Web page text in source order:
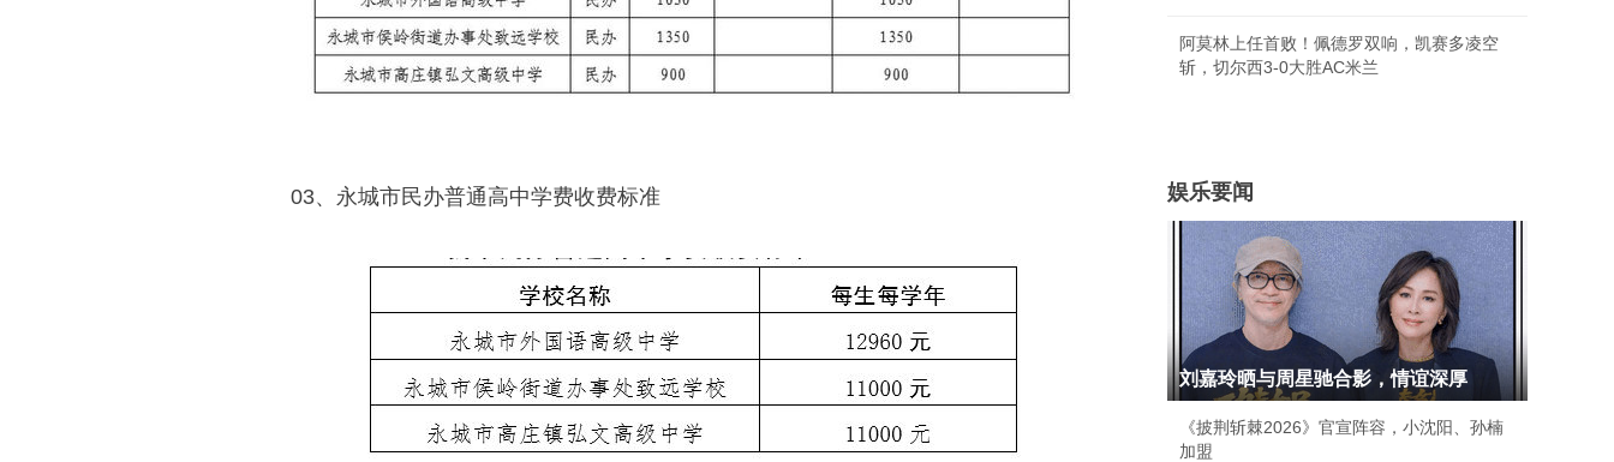
03、永城市民办普通高中学费收费标准
阿莫林上任首败！佩德罗双响，凯赛多凌空
斩，切尔西3-0大胜AC米兰
娱乐要闻
刘嘉玲晒与周星驰合影，情谊深厚
《披荆斩棘2026》官宣阵容，小沈阳、孙楠
加盟